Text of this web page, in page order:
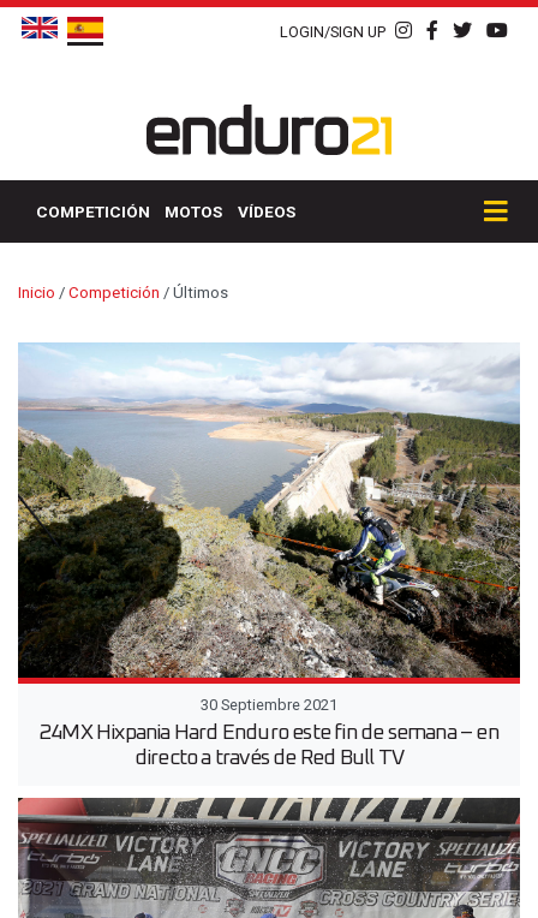
LOGIN/SIGN UP
COMPETICIÓN MOTOS VÍDEOS
Inicio / Competición / Últimos
30 Septiembre 2021
24MX Hixpania Hard Enduro este fin de semana – en
directo a través de Red Bull TV